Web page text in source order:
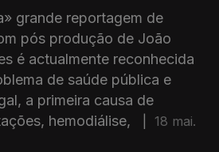
grande reportagem de
pós produção de João
é actualmente reconhecida
de saúde pública e
a primeira causa de
hemodiálise,
18 mai.